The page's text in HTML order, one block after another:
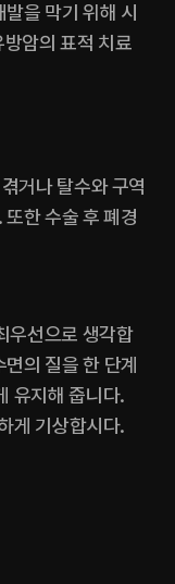
을 막기 위해 시
암의 표적 치료
거나 탈수와 구역
한 수술 후 폐경
우선으로 생각합
의 질을 한 단계
유지해 줍니다.
게 기상합시다.